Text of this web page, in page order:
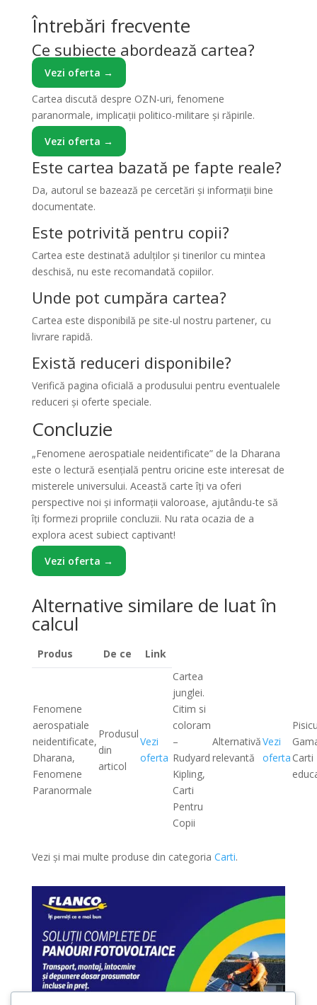
Întrebări frecvente
Ce subiecte abordează cartea?
Vezi oferta →
Cartea discută despre OZN-uri, fenomene
paranormale, implicații politico-militare și răpirile.
Vezi oferta →
Este cartea bazată pe fapte reale?
Da, autorul se bazează pe cercetări și informații bine
documentate.
Este potrivită pentru copii?
Cartea este destinată adulților și tinerilor cu mintea
deschisă, nu este recomandată copiilor.
Unde pot cumpăra cartea?
Cartea este disponibilă pe site-ul nostru partener, cu
livrare rapidă.
Există reduceri disponibile?
Verifică pagina oficială a produsului pentru eventualele
reduceri și oferte speciale.
Concluzie
„Fenomene aerospatiale neidentificate” de la Dharana
este o lectură esențială pentru oricine este interesat de
misterele universului. Această carte îți va oferi
perspective noi și informații valoroase, ajutându-te să
îți formezi propriile concluzii. Nu rata ocazia de a
explora acest subiect captivant!
Vezi oferta →
Alternative similare de luat în
calcul
Produs De ce Link
Fenomene
aerospatiale
neidentificate,
Dharana,
Fenomene
Paranormale
Produsul
din
articol
Vezi
oferta
Cartea
junglei.
Citim si
coloram
–
Rudyard
Kipling,
Carti
Pentru
Copii
Alternativă
relevantă
Vezi
oferta Carti
Vezi și mai multe produse din categoria Carti.